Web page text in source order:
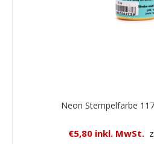
Neon Stempelfarbe
€5,80 inkl. MwSt.